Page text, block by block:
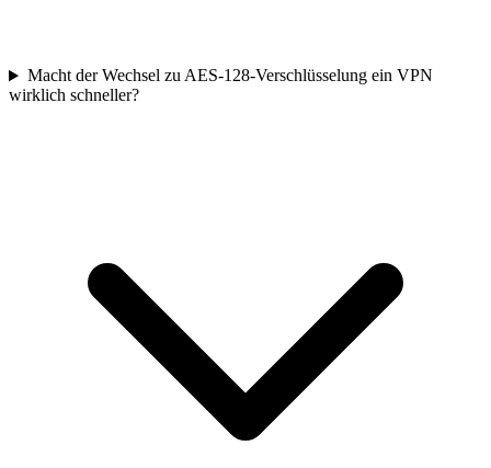
Macht der Wechsel zu AES-128-Verschlüsselung ein VPN
wirklich schneller?